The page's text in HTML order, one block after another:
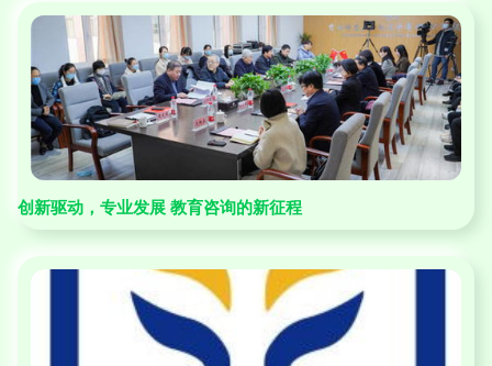
创新驱动，专业发展 教育咨询的新征程